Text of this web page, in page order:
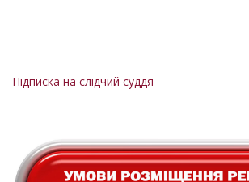
Підписка на слідчий суддя